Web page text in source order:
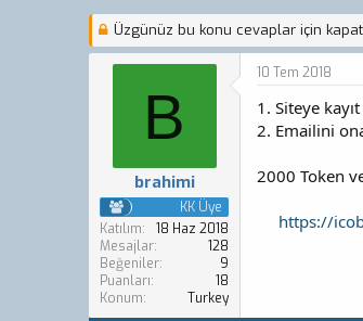
o
n
b
a
t
a
n
a
ş
l
a
t
a
r
i
Üzgünüz bu konu cevaplar için
B
brahimi
KK Üye
Katılım
18 Haz 2018
Mesajlar
128
Beğeniler
9
Puanları
18
Konum
Turkey
10 Tem 2018
1. Siteye
2. Emailini
2000 Token
https://